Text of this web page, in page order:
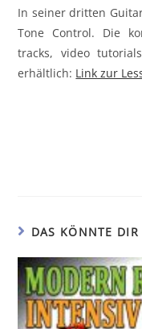
In seiner dritten
Tone Control. Die
tracks, video
erhältlich: Link zur
DAS KÖNNTE DIR